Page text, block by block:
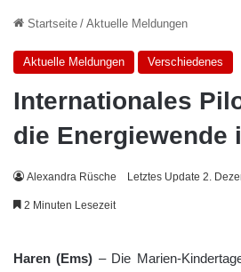
Startseite / Aktuelle Meldungen
Aktuelle Meldungen Verschiedenes
Internationales
die Energiewende
Alexandra Rüsche Letztes Update 2.
2 Minuten Lesezeit
Haren (Ems) – Die Marien-